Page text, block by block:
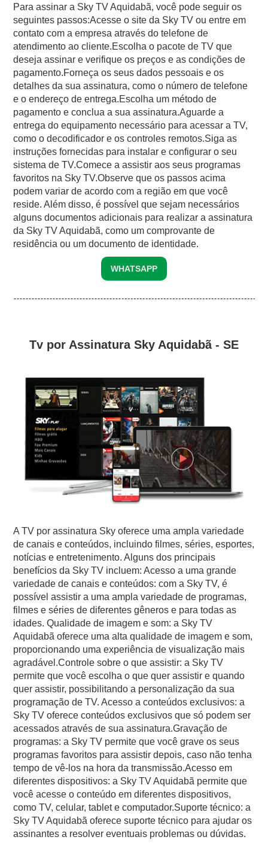
Para assinar a Sky TV Aquidabã, você pode seguir os
seguintes passos:Acesse o site da Sky TV ou entre em
contato com a empresa através do telefone de
atendimento ao cliente.Escolha o pacote de TV que
deseja assinar e verifique os preços e as condições de
pagamento.Forneça os seus dados pessoais e os
detalhes da sua assinatura, como o número de telefone
e o endereço de entrega.Escolha um método de
pagamento e conclua a sua assinatura.Aguarde a
entrega do equipamento necessário para acessar a TV,
como o decodificador e os controles remotos.Siga as
instruções fornecidas para instalar e configurar o seu
sistema de TV.Comece a assistir aos seus programas
favoritos na Sky TV.Observe que os passos acima
podem variar de acordo com a região em que você
reside. Além disso, é possível que sejam necessários
alguns documentos adicionais para realizar a assinatura
da Sky TV Aquidabã, como um comprovante de
residência ou um documento de identidade.
WHATSAPP
Tv por Assinatura Sky Aquidabã - SE
A TV por assinatura Sky oferece uma ampla variedade
de canais e conteúdos, incluindo filmes, séries, esportes,
notícias e entretenimento. Alguns dos principais
benefícios da Sky TV incluem: Acesso a uma grande
variedade de canais e conteúdos: com a Sky TV, é
possível assistir a uma ampla variedade de programas,
filmes e séries de diferentes gêneros e para todas as
idades. Qualidade de imagem e som: a Sky TV
Aquidabã oferece uma alta qualidade de imagem e som,
proporcionando uma experiência de visualização mais
agradável.Controle sobre o que assistir: a Sky TV
permite que você escolha o que quer assistir e quando
quer assistir, possibilitando a personalização da sua
programação de TV. Acesso a conteúdos exclusivos: a
Sky TV oferece conteúdos exclusivos que só podem ser
acessados através de sua assinatura.Gravação de
programas: a Sky TV permite que você grave os seus
programas favoritos para assistir depois, caso não tenha
tempo de vê-los na hora da transmissão.Acesso em
diferentes dispositivos: a Sky TV Aquidabã permite que
você acesse o conteúdo em diferentes dispositivos,
como TV, celular, tablet e computador.Suporte técnico: a
Sky TV Aquidabã oferece suporte técnico para ajudar os
assinantes a resolver eventuais problemas ou dúvidas.